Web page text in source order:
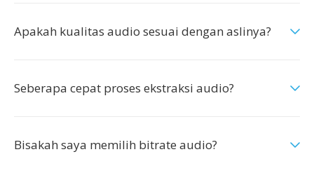
Apakah kualitas audio sesuai dengan aslinya?
Seberapa cepat proses ekstraksi audio?
Bisakah saya memilih bitrate audio?